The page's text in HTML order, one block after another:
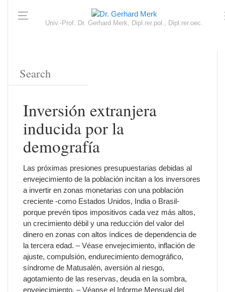
Univ.-Prof. Dr. Gerhard Merk, Dipl.rer.pol., Dipl.rer.oec.
Inversión extranjera
inducida por la
demografía
Las próximas presiones presupuestarias debidas al
envejecimiento de la población incitan a los inversores
a invertir en zonas monetarias con una población
creciente -como Estados Unidos, India o Brasil-
porque prevén tipos impositivos cada vez más altos,
un crecimiento débil y una reducción del valor del
dinero en zonas con altos índices de dependencia de
la tercera edad. – Véase envejecimiento, inflación de
ajuste, compulsión, endurecimiento demográfico,
síndrome de Matusalén, aversión al riesgo,
agotamiento de las reservas, deuda en la sombra,
envejecimiento. – Véanse el Informe Mensual del